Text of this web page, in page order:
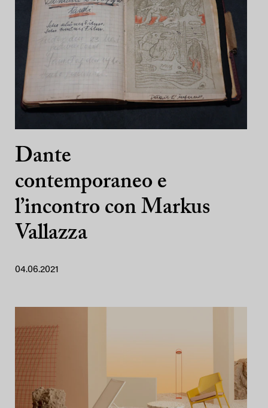
Dante
contemporaneo e
l’incontro con Markus
Vallazza
04.06.2021